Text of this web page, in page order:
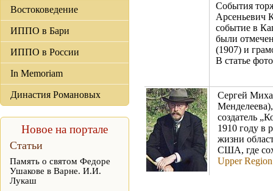
Востоковедение
ИППО в Бари
ИППО в России
In Memoriam
Династия Романовых
Новое на портале
Статьи
Память о святом Федоре
Ушакове в Варне. И.И.
Лукаш
События
Арсеньевич
событие в
были
(1907) и
В статье
Сергей
создатель
1910 году в
жизни
США, где
Upper